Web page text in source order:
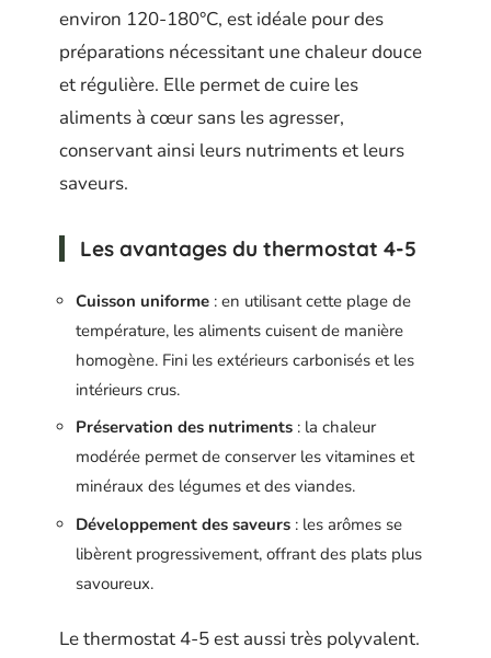
environ 120-180°C, est idéale pour des
préparations nécessitant une chaleur douce
et régulière. Elle permet de cuire les
aliments à cœur sans les agresser,
conservant ainsi leurs nutriments et leurs
saveurs.
Les avantages du thermostat 4-5
Cuisson uniforme : en utilisant cette plage de
température, les aliments cuisent de manière
homogène. Fini les extérieurs carbonisés et les
intérieurs crus.
Préservation des nutriments : la chaleur
modérée permet de conserver les vitamines et
minéraux des légumes et des viandes.
Développement des saveurs : les arômes se
libèrent progressivement, offrant des plats plus
savoureux.
Le thermostat 4-5 est aussi très polyvalent.